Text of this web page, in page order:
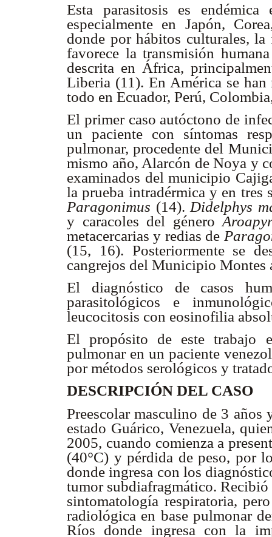
Esta parasitosis es
especialmente en Japón,
donde por hábitos culturales,
favorece la transmisión
descrita en África,
Liberia (11). En América se han
todo en Ecuador, Perú,
El primer caso autóctono de
un paciente con síntomas
pulmonar, procedente del
mismo año, Alarcón de Noya y
examinados del municipio
la prueba intradérmica y en tres
Paragonimus (14). Didelphys
y caracoles del género
metacercarias y redias de
(15, 16). Posteriormente se
cangrejos del Municipio Montes
El diagnóstico de casos
parasitológicos e
leucocitosis con eosinofilia
El propósito de este trabajo
pulmonar en un paciente
por métodos serológicos y
DESCRIPCIÓN DEL CASO
Preescolar masculino de 3
estado Guárico, Venezuela,
2005, cuando comienza a
(40°C) y pérdida de peso, por
donde ingresa con los
tumor subdiafragmático.
sintomatología respiratoria,
radiológica en base pulmonar
Ríos donde ingresa con la